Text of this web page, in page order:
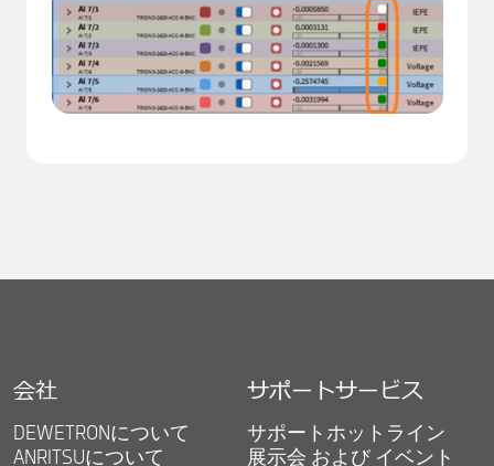
会社
DEWETRONについて
ANRITSUについて
サポートサービス
サポートホットライン
展示会 および イベント